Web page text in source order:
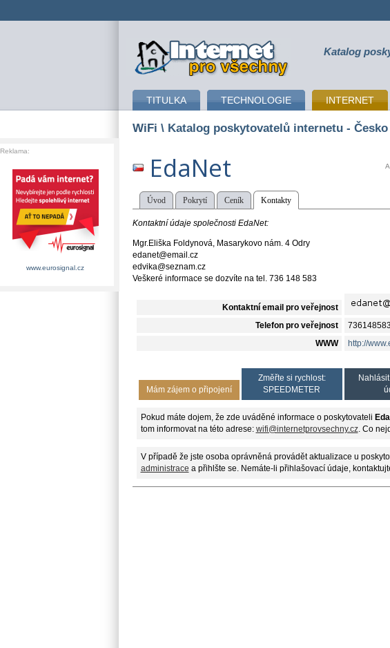
připojení k internetu Katalog
TITULKA TECHNOLOGIE INTERNET
WiFi \ Katalog poskytovatelů internetu - Česko
EdaNet
Úvod Pokrytí Ceník Kontakty
Kontaktní údaje společnosti EdaNet:
Mgr.Eliška Foldynová, Masarykovo nám. 4 Odry
edanet@email.cz
edvika@seznam.cz
Veškeré informace se dozvíte na tel. 736 148 583
Kontaktní email pro veřejnost
Telefon pro veřejnost 736148583
WWW http://
Mám zájem o připojení
Změřte si rychlost:
SPEEDMETER
Pokud máte dojem, že zde uváděné informace o poskytovateli
tom informovat na této adrese: wifi@internetprovsechny.cz. Co
V případě že jste osoba oprávněná provádět aktualizace u
administrace a přihlšte se. Nemáte-li přihlašovací údaje,
Reklama:
www.eurosignal.cz